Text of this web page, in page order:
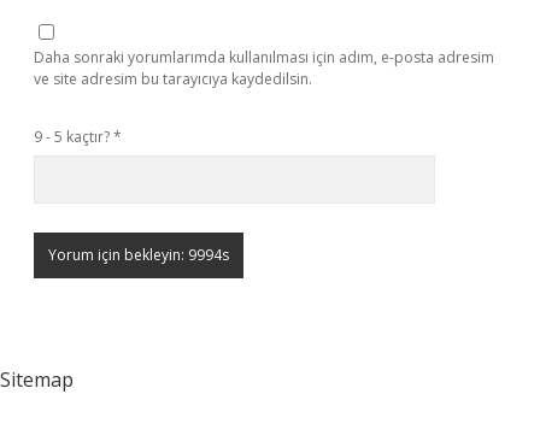
Daha sonraki yorumlarımda kullanılması için adım, e-posta adresim
ve site adresim bu tarayıcıya kaydedilsin.
9 - 5 kaçtır?*
Sitemap